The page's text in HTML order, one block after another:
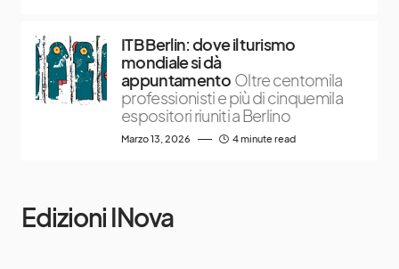
ITB Berlin: dove il turismo
mondiale si dà
appuntamento Oltre centomila
professionisti e più di cinquemila
espositori riuniti a Berlino
Marzo 13, 2026 4 minute read
Edizioni INova